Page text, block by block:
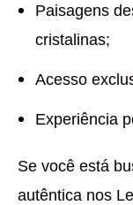
Paisagens
cristalinas;
Acesso
Experiência
Se você está
autêntica nos